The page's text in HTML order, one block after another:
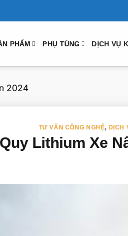
PHẨM PHỤ TÙNG DỊCH VỤ
2024
TƯ VẤN CÔNG NGHỆ, DỊCH
Lithium Xe